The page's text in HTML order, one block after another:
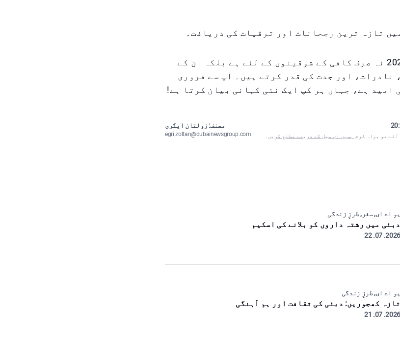
ورلڈ آف کافی دبئی 2025 نہ صرف کافی کے شوقینوں کے لئے ہے بلکہ ان کے
نادرات، اور جدت کی قدر کرتے ہیں۔ آپ سے فروری
امید ہے، جہاں ہر کپ ایک نئی کہانی بیان کرتا ہے!
آئے تو براہ کرم ہمیں ای میل کے ذریعے مطلع کریں۔
مصنف: زولتان ایگری
egri.zoltan@dubainewsgroup.com
یو اے ای, سفر, طرزِ زندگی
دبئی میں رشتہ داروں کو بلانے کی اسکیم
2026. 07. 22
یو اے ای, طرزِ زندگی
تازہ کھجوریں: دبئی کی ثقافت اور ہم آہنگی
2026. 07. 21